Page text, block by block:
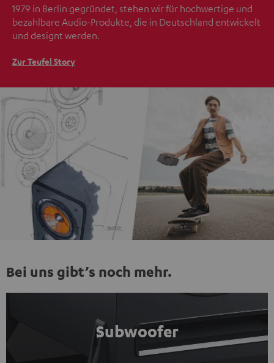
1979 in Berlin gegründet, stehen wir für hochwertige und
bezahlbare Audio-Produkte, die in Deutschland entwickelt
und designt werden.
Zur Teufel Story
Bei uns gibt’s noch mehr.
Subwoofer